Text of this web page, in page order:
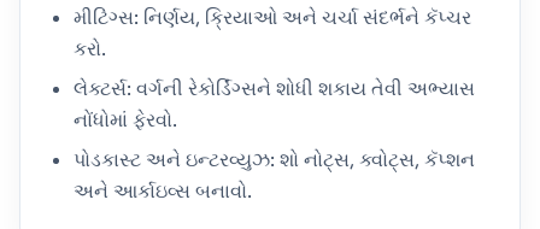
મીટિંગ્સ: નિર્ણય, ક્રિયાઓ અને ચર્ચા સંદર્ભને કૅપ્ચર
કરો.
લેક્ટર્સ: વર્ગની રેકોર્ડિંગ્સને શોધી શકાય તેવી અભ્યાસ
નોંધોમાં ફેરવો.
પોડકાસ્ટ અને ઇન્ટરવ્યુઝ: શો નોટ્સ, ક્વોટ્સ, કૅપ્શન
અને આર્કાઇવ્સ બનાવો.